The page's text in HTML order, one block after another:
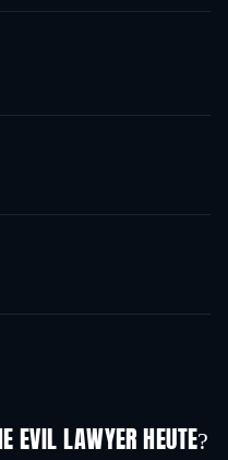
EVIL LAWYER HEUTE?